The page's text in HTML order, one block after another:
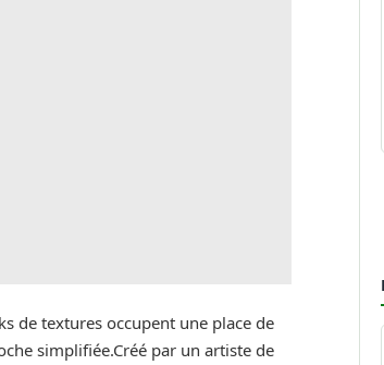
de textures occupent une place de
simplifiée.Créé par un artiste de